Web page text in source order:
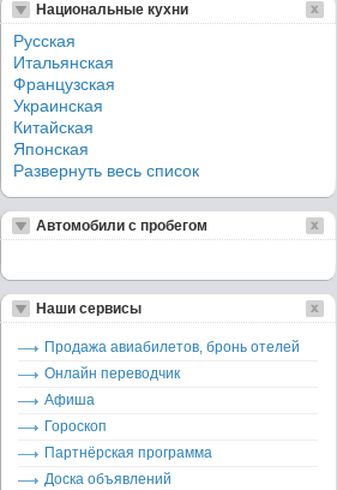
Национальные кухни
Русская
Итальянская
Французская
Украинская
Китайская
Японская
Развернуть весь список
Автомобили с пробегом
Наши сервисы
Продажа авиабилетов, бронь отелей
Онлайн переводчик
Афиша
Гороскоп
Партнёрская программа
Доска объявлений